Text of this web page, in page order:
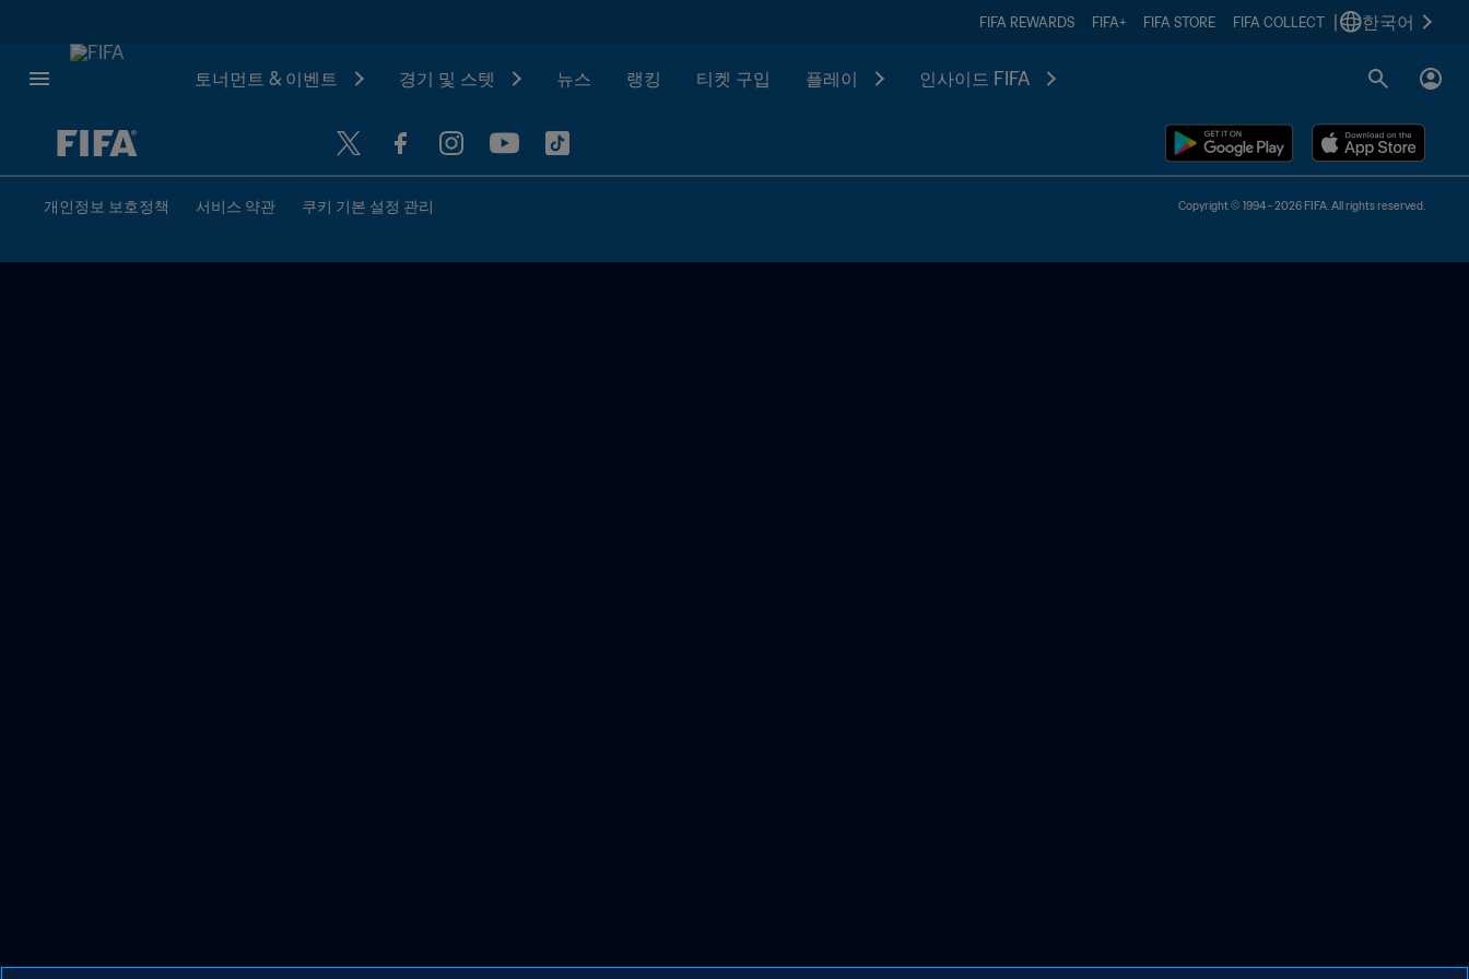
FIFA REWARDS FIFA+ FIFA STORE FIFA COLLECT 한국어
토너먼트 & 이벤트 경기 및 스텟 뉴스 랭킹 티켓 구입 플레이 인사이드 FIFA
추후 결정 vs. 추후 결정
개인정보 보호정책 서비스 약관 쿠키 기본 설정 관리 Copyright © 1994 - 2026 FIFA. All rights reserved.